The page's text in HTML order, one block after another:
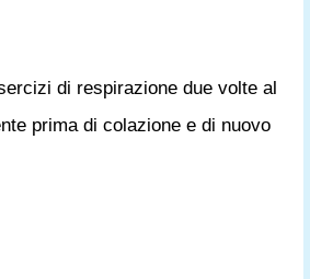
di respirazione due volte al
prima di colazione e di nuovo